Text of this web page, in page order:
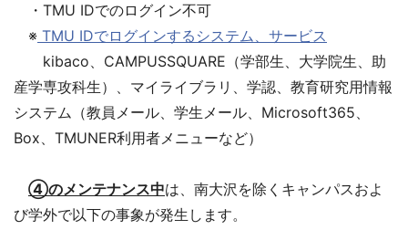
・TMU IDでのログイン不可
※ TMU IDでログインするシステム、サービス
kibaco、CAMPUSSQUARE（学部生、大学院生、助
産学専攻科生）、マイライブラリ、学認、教育研究用情報
システム（教員メール、学生メール、Microsoft365、
Box、TMUNER利用者メニューなど）
④のメンテナンス中は、南大沢を除くキャンパスおよ
び学外で以下の事象が発生します。